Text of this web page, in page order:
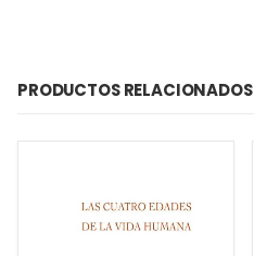
PRODUCTOS RELACIONADOS